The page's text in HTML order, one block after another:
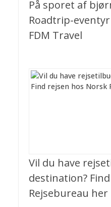
På sporet af
Roadtrip-
FDM Travel
Vil du have
destination?
Rejsebureau her